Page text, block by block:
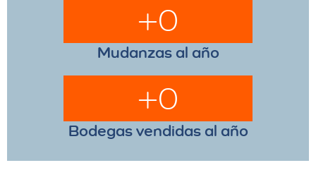
Mudanzas al año
+0
Bodegas vendidas al año
+0